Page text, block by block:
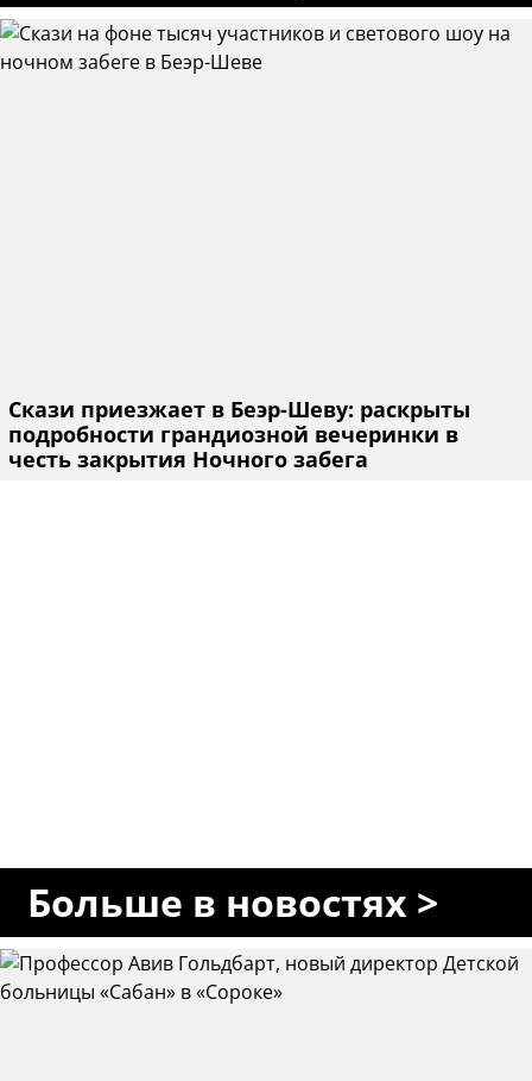
Скази приезжает в Беэр-Шеву: раскрыты
подробности грандиозной вечеринки в
честь закрытия Ночного забега
Больше в новостях >